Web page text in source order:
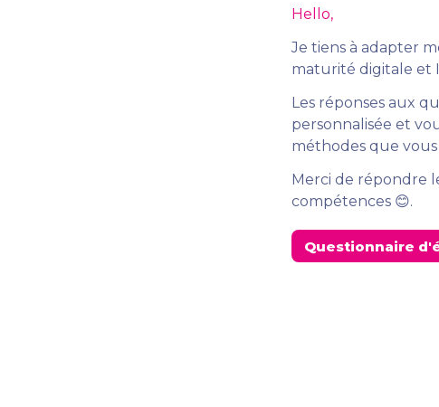
Hello,
Je tiens à adapter
maturité digitale et
Les réponses aux
personnalisée et
méthodes que
Merci de répondre
compétences 😊.
Questionnaire